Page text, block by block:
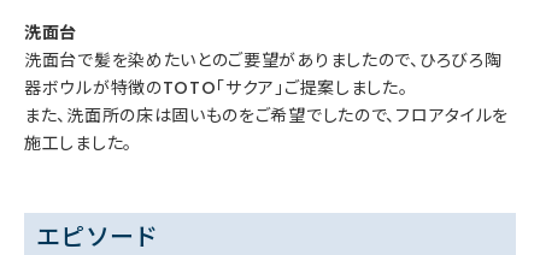
洗面台
洗面台で髪を染めたいとのご要望がありましたので、ひろびろ陶
器ボウルが特徴のTOTO「サクア」ご提案しました。
また、洗面所の床は固いものをご希望でしたので、フロアタイルを
施工しました。
エピソード